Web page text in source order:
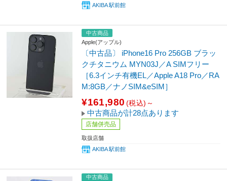
AKIBA 駅前館
中古商品
Apple(アップル)
〔中古品〕 iPhone16 Pro 256GB ブラッ
クチタニウム MYN03J／A SIMフリー
［6.3インチ有機EL／Apple A18 Pro／RA
M:8GB／ナノSIM&eSIM］
¥161,980 (税込)～
中古商品が計28点あります
店舗併売品
取扱店舗
AKIBA 駅前館
中古商品